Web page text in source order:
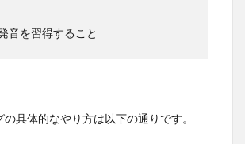
音を習得すること
の具体的なやり方は以下の通りです。